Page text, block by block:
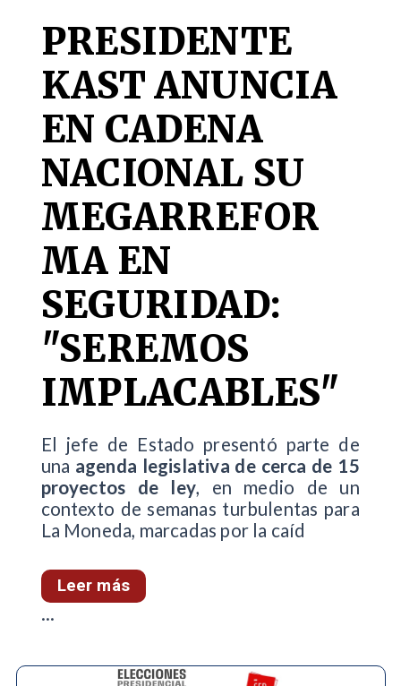
PRESIDENTE
KAST ANUNCIA
EN CADENA
NACIONAL SU
MEGARREFOR
MA EN
SEGURIDAD:
"SEREMOS
IMPLACABLES"
El jefe de Estado presentó parte de
una agenda legislativa de cerca de 15
proyectos de ley, en medio de un
contexto de semanas turbulentas para
La Moneda, marcadas por la caíd
Leer más
...